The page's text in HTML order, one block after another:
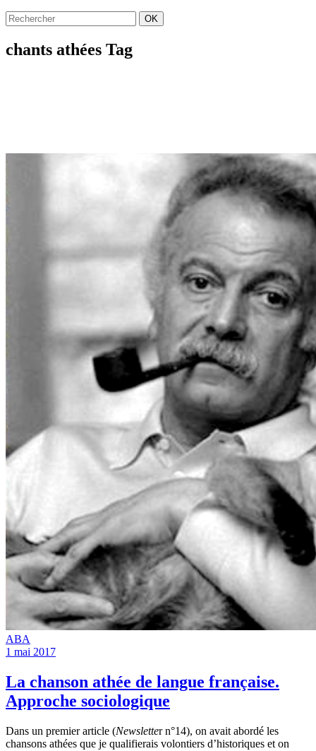
OK
chants athées Tag
ABA
1 mai 2017
La chanson athée de langue française.
Approche sociologique
Dans un premier article (Newsletter n°14), on avait abordé les
chansons athées que je qualifierais volontiers d’historiques et on